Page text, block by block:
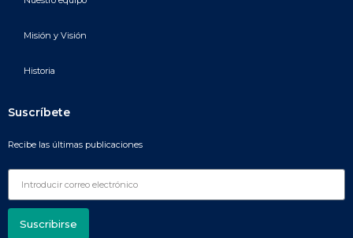
Misión y Visión
Historia
Suscríbete
Recibe las últimas publicaciones
Suscribirse